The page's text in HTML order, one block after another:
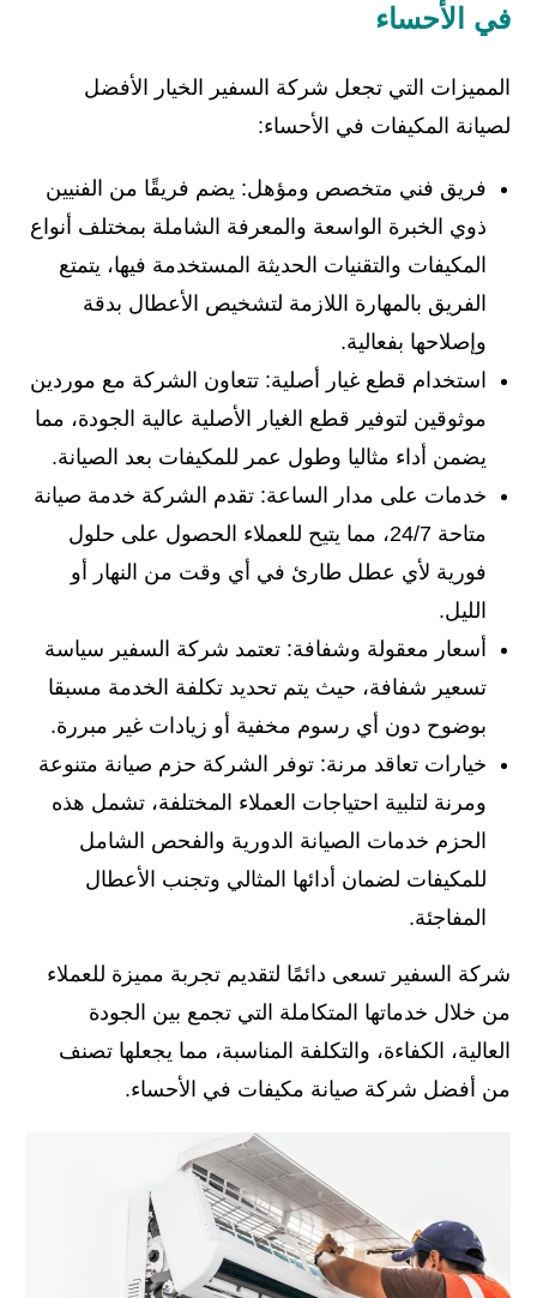
في الأحساء
المميزات التي تجعل شركة السفير الخيار الأفضل
لصيانة المكيفات في الأحساء:
فريق فني متخصص ومؤهل: يضم فريقًا من الفنيين
ذوي الخبرة الواسعة والمعرفة الشاملة بمختلف أنواع
المكيفات والتقنيات الحديثة المستخدمة فيها، يتمتع
الفريق بالمهارة اللازمة لتشخيص الأعطال بدقة
وإصلاحها بفعالية.
استخدام قطع غيار أصلية: تتعاون الشركة مع موردين
موثوقين لتوفير قطع الغيار الأصلية عالية الجودة، مما
يضمن أداء مثاليا وطول عمر للمكيفات بعد الصيانة.
خدمات على مدار الساعة: تقدم الشركة خدمة صيانة
متاحة 24/7، مما يتيح للعملاء الحصول على حلول
فورية لأي عطل طارئ في أي وقت من النهار أو
الليل.
أسعار معقولة وشفافة: تعتمد شركة السفير سياسة
تسعير شفافة، حيث يتم تحديد تكلفة الخدمة مسبقا
بوضوح دون أي رسوم مخفية أو زيادات غير مبررة.
خيارات تعاقد مرنة: توفر الشركة حزم صيانة متنوعة
ومرنة لتلبية احتياجات العملاء المختلفة، تشمل هذه
الحزم خدمات الصيانة الدورية والفحص الشامل
للمكيفات لضمان أدائها المثالي وتجنب الأعطال
المفاجئة.
شركة السفير تسعى دائمًا لتقديم تجربة مميزة للعملاء
من خلال خدماتها المتكاملة التي تجمع بين الجودة
العالية، الكفاءة، والتكلفة المناسبة، مما يجعلها تصنف
من أفضل شركة صيانة مكيفات في الأحساء.